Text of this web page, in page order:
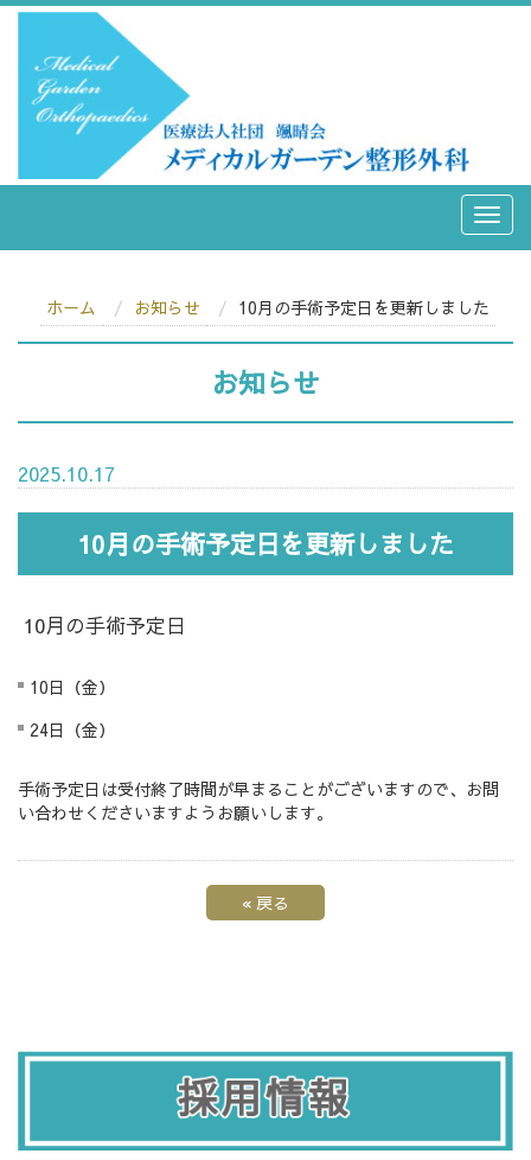
ホーム お知らせ 10月の手術予定日を更新しました
お知らせ
2025.10.17
10月の手術予定日を更新しました
10月の手術予定日
10日（金）
24日（金）
手術予定日は受付終了時間が早まることがございますので、お問
い合わせくださいますようお願いします。
« 戻る